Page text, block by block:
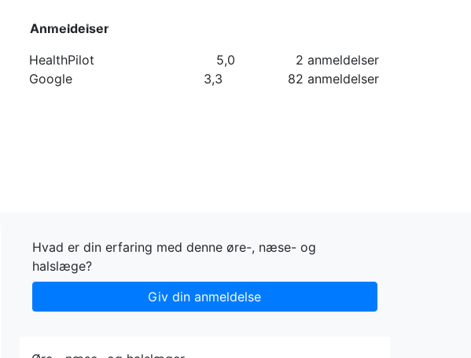
Forside Kategorier
Anmeldelser
HealthPilot
5,0
2 anmeldelser
Google
3,3 82 anmeldelser
Hvad er din erfaring med denne øre-, næse- og
halslæge?
Giv din anmeldelse